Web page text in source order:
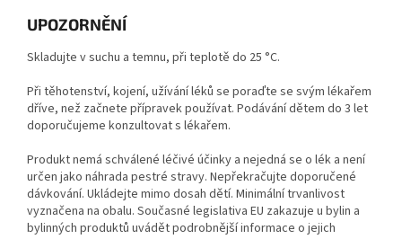
UPOZORNĚNÍ
Skladujte v suchu a temnu, při teplotě do 25 °C.
Při těhotenství, kojení, užívání léků se poraďte se svým lékařem
dříve, než začnete přípravek používat. Podávání dětem do 3 let
doporučujeme konzultovat s lékařem.
Produkt nemá schválené léčivé účinky a nejedná se o lék a není
určen jako náhrada pestré stravy. Nepřekračujte doporučené
dávkování. Ukládejte mimo dosah dětí. Minimální trvanlivost
vyznačena na obalu. Současné legislativa EU zakazuje u bylin a
bylinných produktů uvádět podrobnější informace o jejich